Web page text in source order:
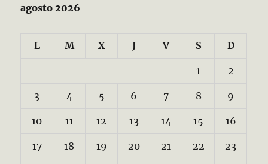
agosto 2026
L M X J V S D
1 2
3 4 5 6 7 8 9
10 11 12 13 14 15 16
17 18 19 20 21 22 23